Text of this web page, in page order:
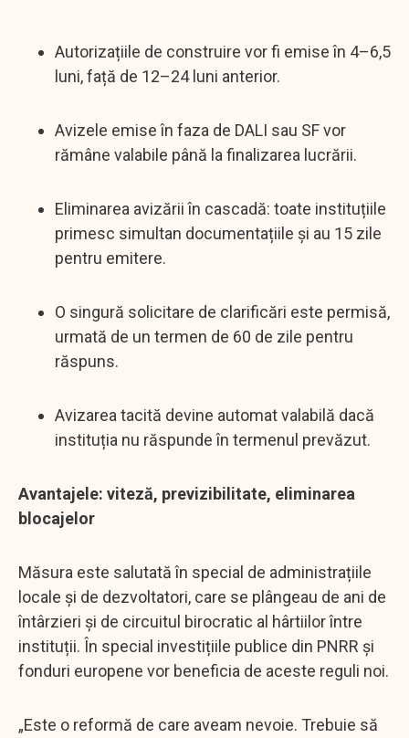
Autorizațiile de construire vor fi emise în 4–6,5
luni, față de 12–24 luni anterior.
Avizele emise în faza de DALI sau SF vor
rămâne valabile până la finalizarea lucrării.
Eliminarea avizării în cascadă: toate instituțiile
primesc simultan documentațiile și au 15 zile
pentru emitere.
O singură solicitare de clarificări este permisă,
urmată de un termen de 60 de zile pentru
răspuns.
Avizarea tacită devine automat valabilă dacă
instituția nu răspunde în termenul prevăzut.
Avantajele: viteză, previzibilitate, eliminarea
blocajelor
Măsura este salutată în special de administrațiile
locale și de dezvoltatori, care se plângeau de ani de
întârzieri și de circuitul birocratic al hârtiilor între
instituții. În special investițiile publice din PNRR și
fonduri europene vor beneficia de aceste reguli noi.
„Este o reformă de care aveam nevoie. Trebuie să